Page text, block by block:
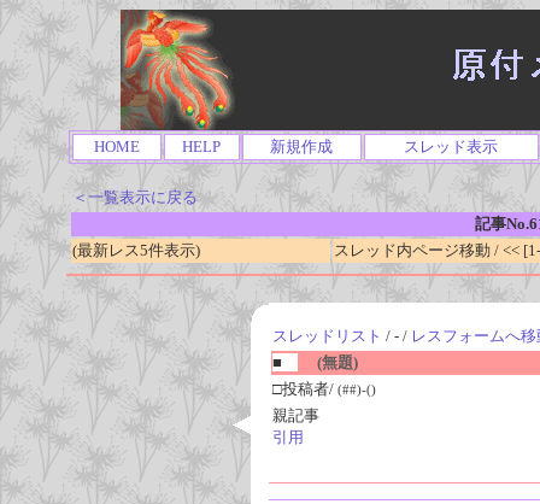
HOME HELP 新規作成 スレッド表示
＜一覧表示に戻る
記事
(最新レス5件表示)
スレッド内ページ移動 / <<
スレッドリスト / - / レスフォームへ移
■
(無題)
□投稿者/ (##)-()
親記事
引用